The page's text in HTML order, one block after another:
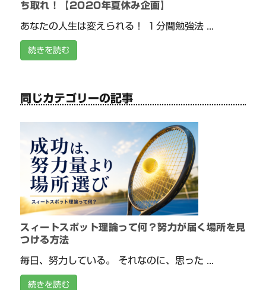
ち取れ！【2020年夏休み企画】
あなたの人生は変えられる！ １分間勉強法 ...
続きを読む
同じカテゴリーの記事
スィートスポット理論って何？努力が届く場所を見
つける方法
毎日、努力している。 それなのに、思った ...
続きを読む